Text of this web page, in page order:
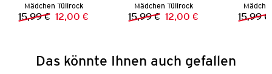
Mädchen Tüllrock
Vorheriger Preis:
15,99 € Neuer Preis:
12,00 €
Mädchen Tüllrock
Vorheriger Preis:
15,99 € Neuer Preis:
12,00 € 15,99 €
Das könnte Ihnen auch gefallen